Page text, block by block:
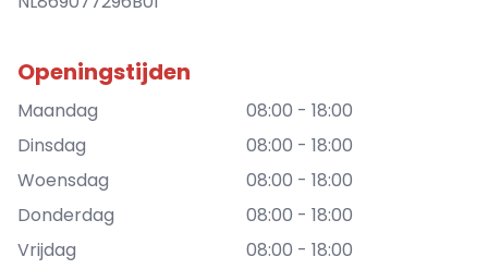
Openingstijden
Maandag
08:00 - 18:00
Dinsdag
08:00 - 18:00
Woensdag
08:00 - 18:00
Donderdag
08:00 - 18:00
Vrijdag
08:00 - 18:00